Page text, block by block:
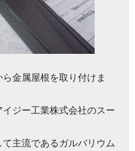
金属屋根を取り付けま
ジー工業株式会社のスー
主流であるガルバリウム